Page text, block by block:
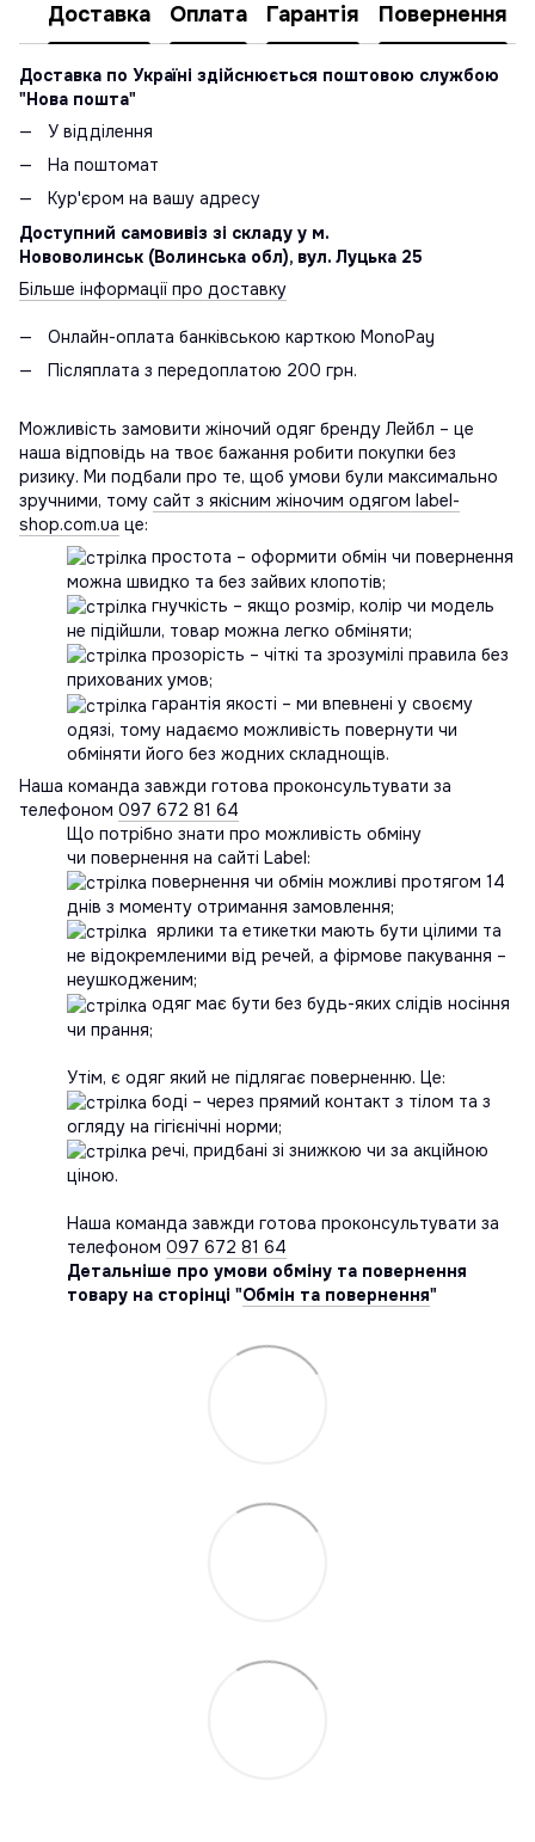
Доставка Оплата Гарантія Повернення
Доставка по Україні здійснюється поштовою службою
"Нова пошта"
У відділення
На поштомат
Кур'єром на вашу адресу
Доступний самовивіз зі складу у м.
Нововолинськ (Волинська обл), вул. Луцька 25
Більше інформації про доставку
Онлайн-оплата банківською карткою MonoPay
Післяплата з передоплатою 200 грн.
Можливість замовити жіночий одяг бренду Лейбл – це
наша відповідь на твоє бажання робити покупки без
ризику. Ми подбали про те, щоб умови були максимально
зручними, тому сайт з якісним жіночим одягом label-
shop.com.ua це:
простота – оформити обмін чи повернення
можна швидко та без зайвих клопотів;
гнучкість – якщо розмір, колір чи модель
не підійшли, товар можна легко обміняти;
прозорість – чіткі та зрозумілі правила без
прихованих умов;
гарантія якості – ми впевнені у своєму
одязі, тому надаємо можливість повернути чи
обміняти його без жодних складнощів.
Наша команда завжди готова проконсультувати за
телефоном 097 672 81 64
Що потрібно знати про можливість обміну
чи повернення на сайті Label:
повернення чи обмін можливі протягом 14
днів з моменту отримання замовлення;
ярлики та етикетки мають бути цілими та
не відокремленими від речей, а фірмове пакування –
неушкодженим;
одяг має бути без будь-яких слідів носіння
чи прання;
Утім, є одяг який не підлягає поверненню. Це:
боді – через прямий контакт з тілом та з
огляду на гігієнічні норми;
речі, придбані зі знижкою чи за акційною
ціною.
Наша команда завжди готова проконсультувати за
телефоном 097 672 81 64
Детальніше про умови обміну та повернення
товару на сторінці "Обмін та повернення"